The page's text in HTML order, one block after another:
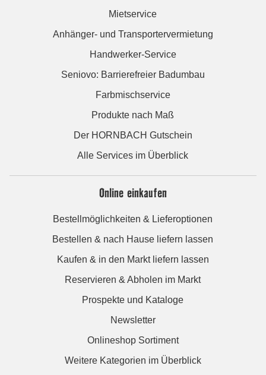
Mietservice
Anhänger- und Transportervermietung
Handwerker-Service
Seniovo: Barrierefreier Badumbau
Farbmischservice
Produkte nach Maß
Der HORNBACH Gutschein
Alle Services im Überblick
Online einkaufen
Bestellmöglichkeiten & Lieferoptionen
Bestellen & nach Hause liefern lassen
Kaufen & in den Markt liefern lassen
Reservieren & Abholen im Markt
Prospekte und Kataloge
Newsletter
Onlineshop Sortiment
Weitere Kategorien im Überblick